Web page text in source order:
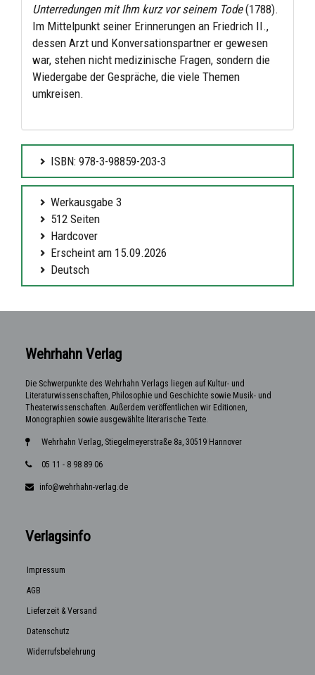
Unterredungen mit Ihm kurz vor seinem Tode(1788).
Im Mittelpunkt seiner Erinnerungen an Friedrich II.,
dessen Arzt und Konversationspartner er gewesen
war, stehen nicht medizinische Fragen, sondern die
Wiedergabe der Gespräche, die viele Themen
umkreisen.
ISBN: 978-3-98859-203-3
Werkausgabe 3
512 Seiten
Hardcover
Erscheint am 15.09.2026
Deutsch
Wehrhahn Verlag
Die Schwerpunkte des Wehrhahn Verlags liegen auf Kultur- und
Literaturwissenschaften, Philosophie und Geschichte sowie Musik- und
Theaterwissenschaften. Außerdem veröffentlichen wir Editionen,
Monographien sowie ausgewählte literarische Texte.
Wehrhahn Verlag, Stiegelmeyerstraße 8a, 30519 Hannover
05 11 - 8 98 89 06
info@wehrhahn-verlag.de
Verlagsinfo
Impressum
AGB
Lieferzeit & Versand
Datenschutz
Widerrufsbelehrung